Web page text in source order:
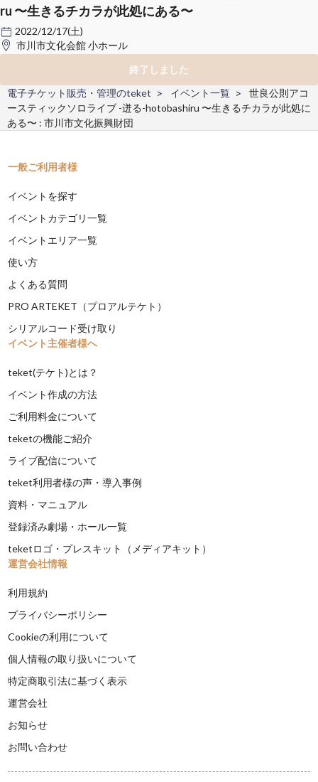
ru 〜生きるチカラが此処にある〜
2022/12/17(土)
市川市文化会館 小ホール
終了しました
電子チケット販売・管理のteket
イベント一覧
世良公則アコ
ースティックソロライブ -迸る-hotobashiru 〜生きるチカラが此処に
ある〜 : 市川市文化振興財団
一般ご利用者様
イベントを探す
イベントカテゴリ一覧
イベントエリア一覧
使い方
よくある質問
PRO ARTEKET（プロアルテケト）
シリアルコード受け取り
イベント主催者様へ
teket(テケト)とは？
イベント作成の方法
ご利用料金について
teketの機能ご紹介
ライブ配信について
teket利用者様の声・導入事例
資料・マニュアル
登録済み劇場・ホール一覧
teketロゴ・プレスキット（メディアキット）
運営会社情報
利用規約
プライバシーポリシー
Cookieの利用について
個人情報の取り扱いについて
特定商取引法に基づく表示
運営会社
お知らせ
お問い合わせ